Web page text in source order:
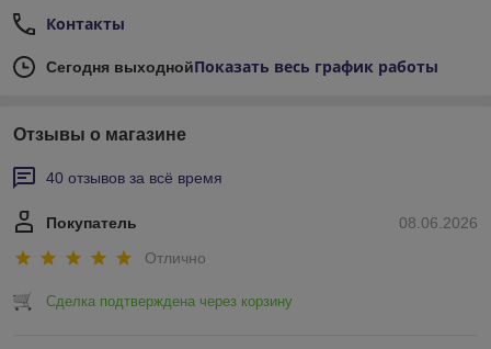
Контакты
Сегодня выходнойПоказать весь график работы
Отзывы о магазине
40 отзывов за всё время
08.06.2026
Покупатель
Отлично
Сделка подтверждена через корзину